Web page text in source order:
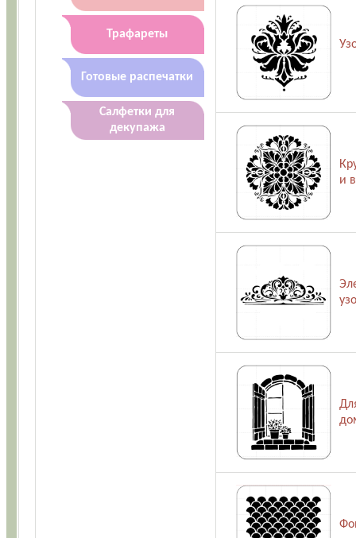
Трафареты
Готовые распечатки
Салфетки для
декупажа
и